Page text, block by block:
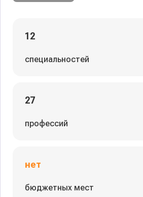
12
специальностей
27
профессий
нет
бюджетных мест